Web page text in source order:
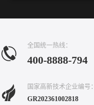
全国统一热线：
400-8888-794
国家高新技术企业编号：
GR202361002818